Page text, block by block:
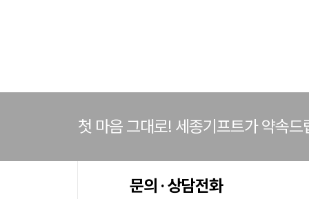
첫 마음 그대로! 세종기프트가 약속드
문의 · 상담전화